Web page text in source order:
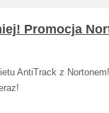
Promocja
AntiTrack z